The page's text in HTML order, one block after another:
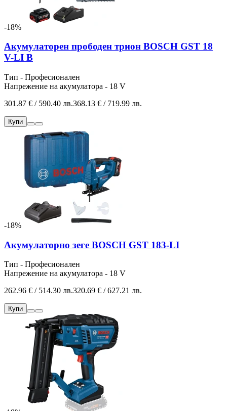
-18%
Акумулаторен прободен трион BOSCH GST 18
V-LI B
Тип - Професионален
Напрежение на акумулатора - 18 V
301.87 € / 590.40 лв.368.13 € / 719.99 лв.
Купи
-18%
Акумулаторно зеге BOSCH GST 183-LI
Тип - Професионален
Напрежение на акумулатора - 18 V
262.96 € / 514.30 лв.320.69 € / 627.21 лв.
Купи